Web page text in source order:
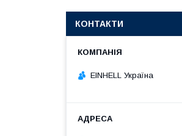
КОНТАКТИ
EINHELL Україна